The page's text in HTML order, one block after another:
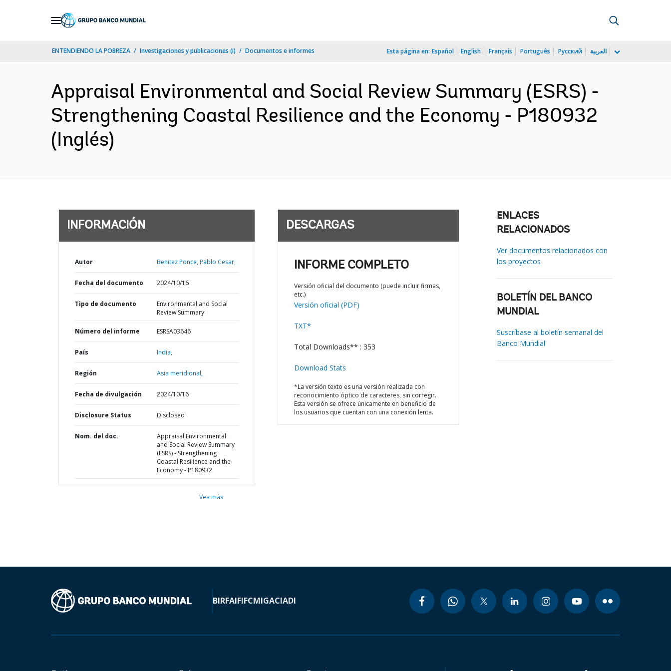
ENTENDIENDO LA POBREZA Investigaciones y publicaciones (i) Documentos e informes Esta página en: Español English Français Português Русский العربية
Appraisal Environmental and Social Review Summary (ESRS) -
Strengthening Coastal Resilience and the Economy - P180932
(Inglés)
INFORMACIÓN
Autor Benitez Ponce, Pablo Cesar;
Fecha del documento 2024/10/16
Tipo de documento
Environmental and Social
Review Summary
Número del informe ESRSA03646
País India,
Región Asia meridional,
Fecha de divulgación 2024/10/16
Disclosure Status Disclosed
Nom. del doc.
Appraisal Environmental
and Social Review Summary
(ESRS) - Strengthening
Coastal Resilience and the
Economy - P180932
Vea más
DESCARGAS
INFORME COMPLETO
Versión oficial del documento (puede incluir firmas,
etc.)
Versión oficial (PDF)
TXT*
Total Downloads** : 353
Download Stats
*La versión texto es una versión realizada con
reconocimiento óptico de caracteres, sin corregir.
Esta versión se ofrece únicamente en beneficio de
los usuarios que cuentan con una conexión lenta.
ENLACES
RELACIONADOS
Ver documentos relacionados con
los proyectos
BOLETÍN DEL BANCO
MUNDIAL
Suscríbase al boletín semanal del
Banco Mundial
BIRFAIFIFCMIGACIADI